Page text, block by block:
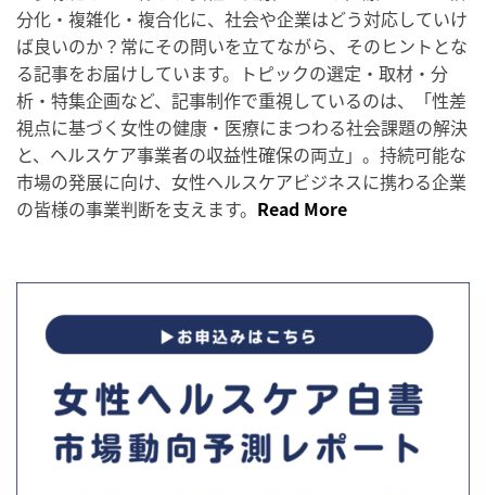
分化・複雑化・複合化に、社会や企業はどう対応していけ
ば良いのか？常にその問いを立てながら、そのヒントとな
る記事をお届けしています。トピックの選定・取材・分
析・特集企画など、記事制作で重視しているのは、「性差
視点に基づく女性の健康・医療にまつわる社会課題の解決
と、ヘルスケア事業者の収益性確保の両立」。持続可能な
市場の発展に向け、女性ヘルスケアビジネスに携わる企業
の皆様の事業判断を支えます。 Read More